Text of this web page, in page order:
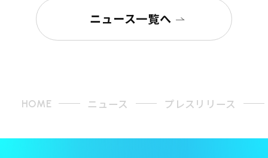
ニュース一覧へ
HOME ニュース プレスリリース